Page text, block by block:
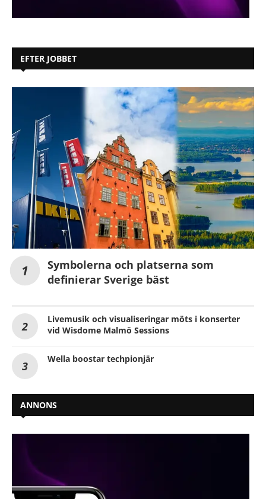
EFTER JOBBET
Symbolerna och platserna som
definierar Sverige bäst
Livemusik och visualiseringar möts i konserter
vid Wisdome Malmö Sessions
Wella boostar techpionjär
ANNONS